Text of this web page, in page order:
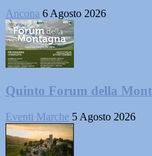
Ancona 6 Agosto 2026
Quinto Forum della
Eventi Marche 5 Agosto 2026